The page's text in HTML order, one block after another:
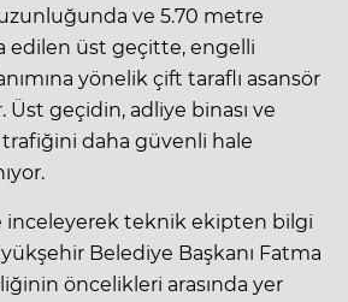
ve 5.70 metre
edilen üst geçitte, engelli
yönelik çift taraflı asansör
geçidin, adliye binası ve
daha güvenli hale
inceleyerek teknik ekipten bilgi
Belediye Başkanı Fatma
öncelikleri arasında yer